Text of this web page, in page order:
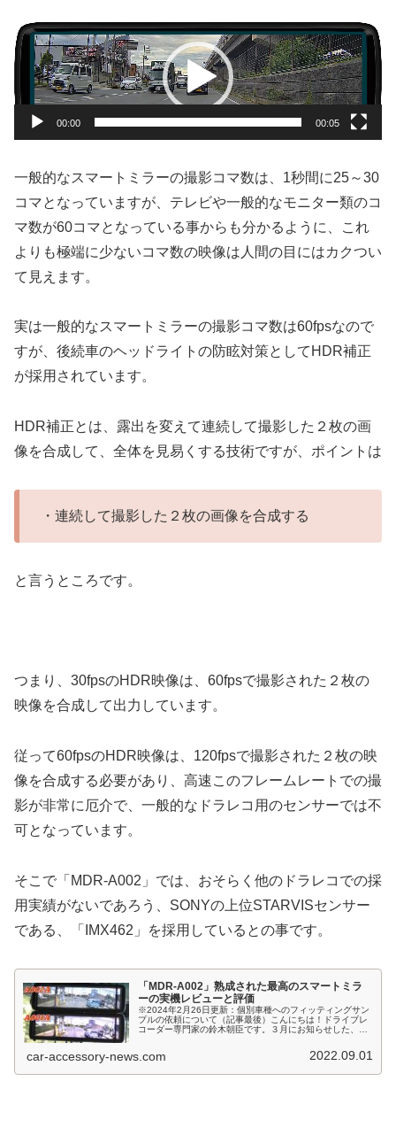
動
画
レ
ー
00:00 00:05
一般的なスマートミラーの撮影コマ数は、1秒間に25～30
コマとなっていますが、テレビや一般的なモニター類のコ
マ数が60コマとなっている事からも分かるように、これ
よりも極端に少ないコマ数の映像は人間の目にはカクつい
て見えます。
実は一般的なスマートミラーの撮影コマ数は60fpsなので
すが、後続車のヘッドライトの防眩対策としてHDR補正
が採用されています。
HDR補正とは、露出を変えて連続して撮影した２枚の画
像を合成して、全体を見易くする技術ですが、ポイントは
・連続して撮影した２枚の画像を合成する
と言うところです。
つまり、30fpsのHDR映像は、60fpsで撮影された２枚の
映像を合成して出力しています。
従って60fpsのHDR映像は、120fpsで撮影された２枚の映
像を合成する必要があり、高速このフレームレートでの撮
影が非常に厄介で、一般的なドラレコ用のセンサーでは不
可となっています。
そこで「MDR-A002」では、おそらく他のドラレコでの採
用実績がないであろう、SONYの上位STARVISセンサー
である、「IMX462」を採用しているとの事です。
「MDR-A002」熟成された最高のスマートミラ
ーの実機レビューと評価
※2024年2月26日更新：個別車種へのフィッティングサン
プルの依頼について（記事最後）こんにちは！ドライブレ
コーダー専門家の鈴木朝臣です。３月にお知らせした、私
car-accessory-news.com 2022.09.01